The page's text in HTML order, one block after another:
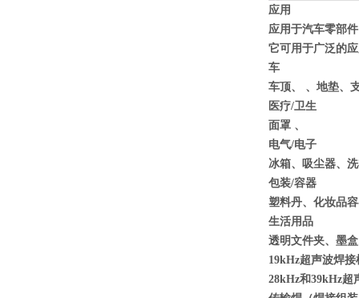
应用
应用于汽车零部
它可用于广泛的
车
车顶、 、地垫、
医疗/卫生
面罩 、
电气/电子
冰箱、吸尘器、
包装/容器
塑料丹、化妆品
生活用品
透明文件夹、墨
19kHz超声波焊
28kHz和39kHz超